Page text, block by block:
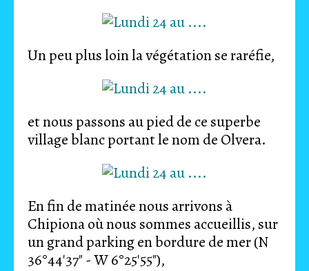
Un peu plus loin la végétation se raréfie,
et nous passons au pied de ce superbe
village blanc portant le nom de Olvera.
En fin de matinée nous arrivons à
Chipiona où nous sommes accueillis, sur
un grand parking en bordure de mer (N
36°44'37" - W 6°25'55"),